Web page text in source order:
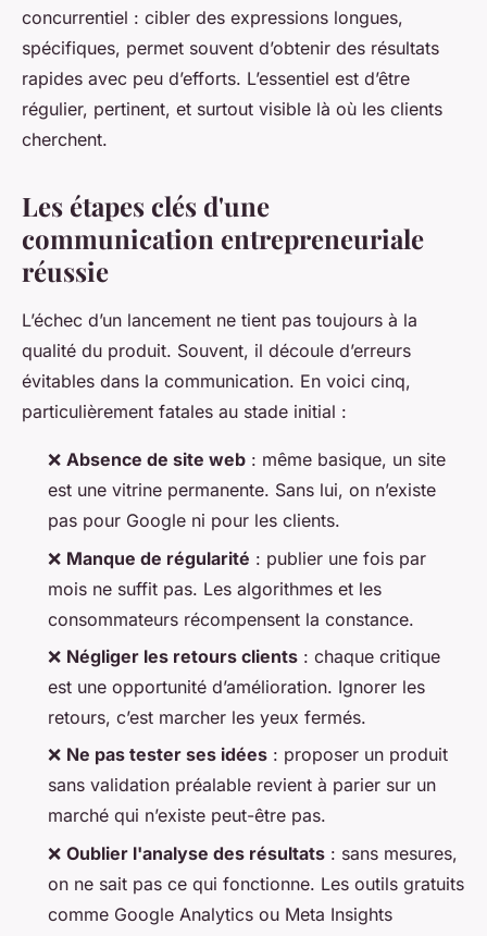
concurrentiel : cibler des expressions longues,
spécifiques, permet souvent d’obtenir des résultats
rapides avec peu d’efforts. L’essentiel est d’être
régulier, pertinent, et surtout visible là où les clients
cherchent.
Les étapes clés d'une
communication entrepreneuriale
réussie
L’échec d’un lancement ne tient pas toujours à la
qualité du produit. Souvent, il découle d’erreurs
évitables dans la communication. En voici cinq,
particulièrement fatales au stade initial :
❌ Absence de site web : même basique, un site
est une vitrine permanente. Sans lui, on n’existe
pas pour Google ni pour les clients.
❌ Manque de régularité : publier une fois par
mois ne suffit pas. Les algorithmes et les
consommateurs récompensent la constance.
❌ Négliger les retours clients : chaque critique
est une opportunité d’amélioration. Ignorer les
retours, c’est marcher les yeux fermés.
❌ Ne pas tester ses idées : proposer un produit
sans validation préalable revient à parier sur un
marché qui n’existe peut-être pas.
❌ Oublier l'analyse des résultats : sans mesures,
on ne sait pas ce qui fonctionne. Les outils gratuits
comme Google Analytics ou Meta Insights